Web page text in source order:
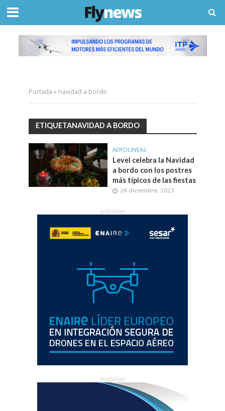
Portada » navidad a bordo
ETIQUETANAVIDAD A BORDO
AEROLINEAS
Level celebra la Navidad
a bordo con los postres
más típicos de las fiestas
26 diciembre, 2023